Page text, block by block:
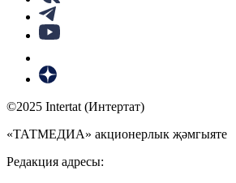
©2025 Intertat (Интертат)
«ТАТМЕДИА» акционерлык җәмгыяте
Редакция адресы: